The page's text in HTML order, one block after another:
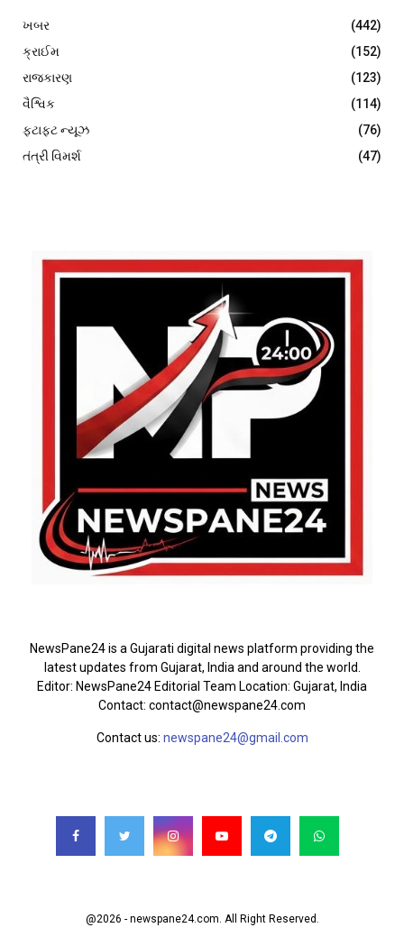
ખબર
(442)
ક્રાઈમ
(152)
રાજકારણ
(123)
વૈશ્વિક
(114)
ફટાફટ ન્યૂઝ
(76)
તંત્રી વિમર્શ
(47)
NewsPane24 is a Gujarati digital news platform providing the
latest updates from Gujarat, India and around the world.
Editor: NewsPane24 Editorial Team Location: Gujarat, India
Contact: contact@newspane24.com
Contact us: newspane24@gmail.com
@2026 - newspane24.com. All Right Reserved.